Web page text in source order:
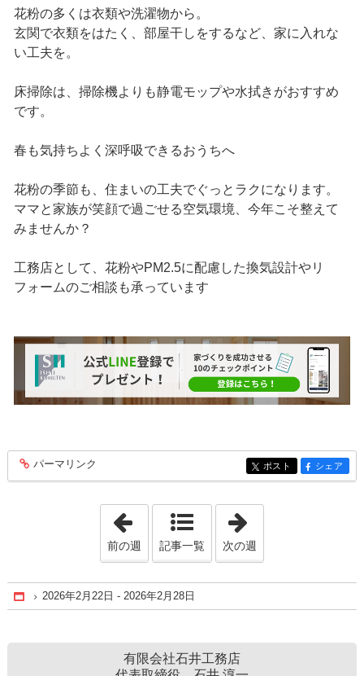
花粉の多くは衣類や洗濯物から。
玄関で衣類をはたく、部屋干しをするなど、家に入れな
い工夫を。
床掃除は、掃除機よりも静電モップや水拭きがおすすめ
です。
春も気持ちよく深呼吸できるおうちへ
花粉の季節も、住まいの工夫でぐっとラクになります。
ママと家族が笑顔で過ごせる空気環境、今年こそ整えて
みませんか？
工務店として、花粉やPM2.5に配慮した換気設計やリ
フォームのご相談も承っています
entry409
パーマリンク entry409
ポスト entry409
シェア
「2026年1月18日 - 2026年1月24日」
前の週 記事一覧 次の週
Home
2026年2月22日 - 2026年2月28日
有限会社石井工務店